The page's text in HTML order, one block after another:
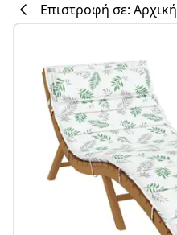
#sharemevidaxl
Επιστροφή σε: Αρχική